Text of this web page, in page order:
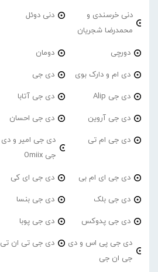
دنی خرسندی و
محمدرضا شجریان
دنی دوئل
دورچی دومان
دی ام و دارک بوی دی جی
دی جی Alip دی جی آتابا
دی جی آروین دی جی احسان
دی جی ام تی
دی جی امیر و دی
جی Omiix
دی جی ای ام بی دی جی ای کی
دی جی بلک دی جی بنسا
دی جی پدوکس دی جی پوبا
دی جی پی اس و دی
جی ان جی
دی جی تی ان تی